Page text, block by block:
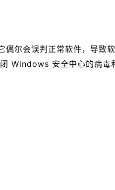
尔会误判正常软件，导致
Windows 安全中心的病毒